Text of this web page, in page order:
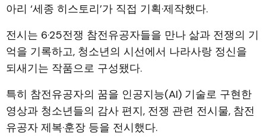
아리 ‘세종 히스토리’가 직접 기획·제작했다.
전시는 6·25전쟁 참전유공자들을 만나 삶과 전쟁의 기
억을 기록하고, 청소년의 시선에서 나라사랑 정신을
되새기는 작품으로 구성됐다.
특히 참전유공자의 꿈을 인공지능(AI) 기술로 구현한
영상과 청소년들의 감사 편지, 전쟁 관련 전시물, 참전
유공자 제복·훈장 등을 전시했다.